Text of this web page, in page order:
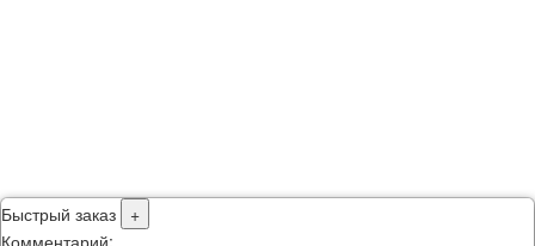
Быстрый заказ
+
Комментарий: